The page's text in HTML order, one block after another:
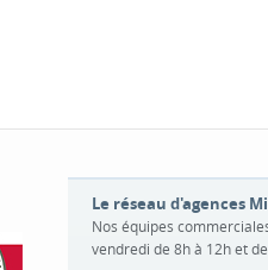
Le réseau d'agences
Nos équipes
vendredi de 8h à 12h et